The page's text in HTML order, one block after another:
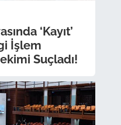
‘Kayıt’
İşlem
Suçladı!